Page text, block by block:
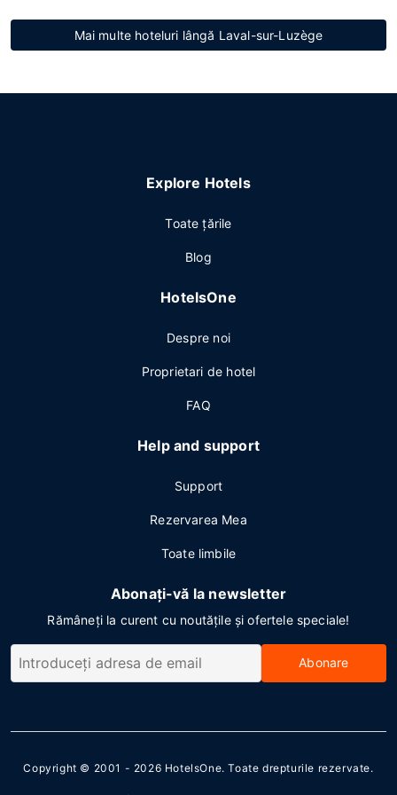
Mai multe hoteluri lângă Laval-sur-Luzège
Explore Hotels
Toate ţările
Blog
HotelsOne
Despre noi
Proprietari de hotel
FAQ
Help and support
Support
Rezervarea Mea
Toate limbile
Abonați-vă la newsletter
Rămâneți la curent cu noutățile și ofertele speciale!
Abonare
Copyright © 2001 - 2026 HotelsOne. Toate drepturile rezervate.